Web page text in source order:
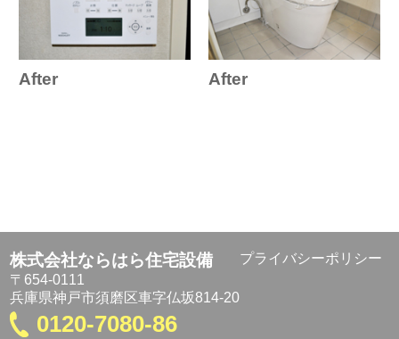
After After
株式会社ならはら住宅設備
〒654-0111
兵庫県神戸市須磨区車字仏坂814-20
0120-7080-86
プライバシーポリシー